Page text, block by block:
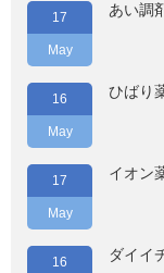
17
May
あい調
16
May
ひばり
17
May
イオン
16 ダイイ